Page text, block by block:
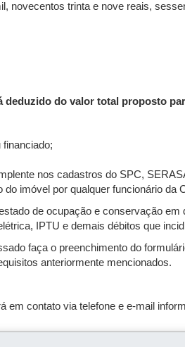
novecentos trinta e nove reais,
deduzido do valor total proposto
financiado;
nos cadastros do SPC,
imóvel por qualquer funcionário da
de ocupação e conservação
IPTU e demais débitos que
faça o preenchimento do
anteriormente mencionados.
em contato via telefone e e-mail